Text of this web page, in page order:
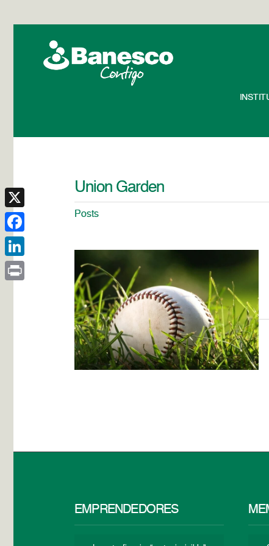
Union Garden
Posts
EMPRENDEDORES
X
Facebook
LinkedIn